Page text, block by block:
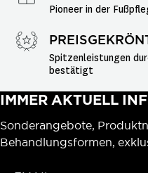
Pioneer in der
Spitzenleistungen
bestätigt
IMMER AKTUELL
Sonderangebote,
Behandlungsformen,